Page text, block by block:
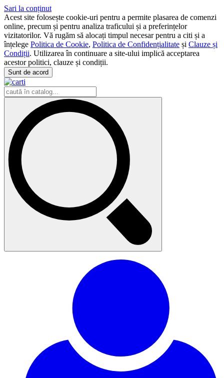
Sari la conținut
Acest site folosește cookie-uri pentru a permite plasarea de comenzi
online, precum și pentru analiza traficului și a preferințelor
vizitatorilor. Vă rugăm să alocați timpul necesar pentru a citi și a
înțelege Politica de Cookie, Politica de Confidențialitate și Clauze și
Condiții. Utilizarea în continuare a site-ului implică acceptarea
acestor politici, clauze și condiții.
Sunt de acord